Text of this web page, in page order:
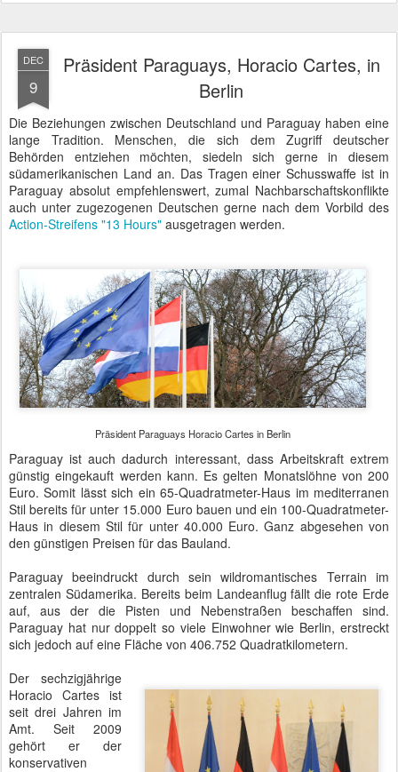
darauf, dass Horacio Cartes viele Anregungen mitbringt und
möglichst zeitnah umsetzt.
Video: Militärische Ehren für Horacio Cartes im Schloss
Bellevue
Autor: Matthias Baumann
Gepostet vor9th December 2016 vonBTB concept Media GmbH
Standort: Schloss Bellevue, Spreeweg 1, 10557 Berlin, Deutschland
Labels:Bundespräsident Bundesregierung Präsident
NOV
29 BSC Berlin Security Conference
Heute und morgen findet in unserer Stadt dieBSC Berlin Security
Conferencestatt.
Unter den mehr als 1.000 angemeldeten Gästen sind 66 Admiräle
und Generäle mit ein bis vier Sternen sowie europäische Minister,
Botschafter und Militärattachés. Nicht jeder Oberst ist von einem
General zu unterscheiden, da die silbernen Sterne in einigen
Staaten ein goldenes Äquivalent haben und Generäle durch Striche
auf den Schulterstücken optisch in die jeweilige Hierarchie
eingetaktet werden.
Anhand des heute Gesagten könnte die Lage Europas als
angespannt bis kritisch angesehen werden.